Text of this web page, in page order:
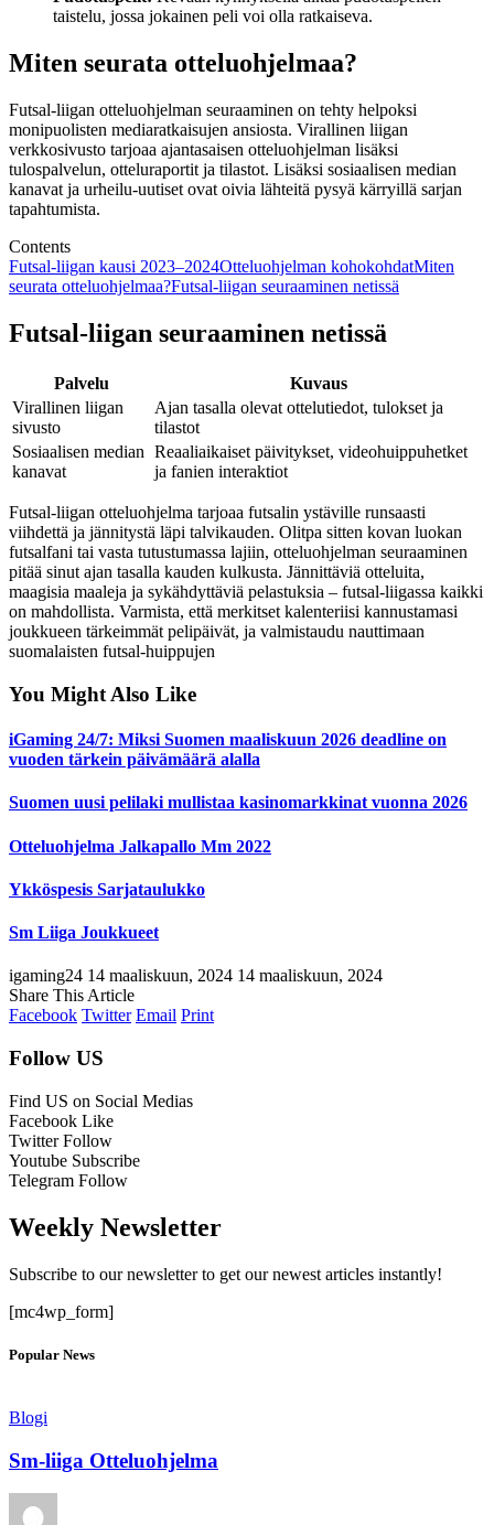
taistelu, jossa jokainen peli voi olla ratkaiseva.
Miten seurata otteluohjelmaa?
Futsal-liigan otteluohjelman seuraaminen on tehty helpoksi
monipuolisten mediaratkaisujen ansiosta. Virallinen liigan
verkkosivusto tarjoaa ajantasaisen otteluohjelman lisäksi
tulospalvelun, otteluraportit ja tilastot. Lisäksi sosiaalisen median
kanavat ja urheilu-uutiset ovat oivia lähteitä pysyä kärryillä sarjan
tapahtumista.
Contents
Futsal-liigan kausi 2023–2024Otteluohjelman kohokohdatMiten
seurata otteluohjelmaa?Futsal-liigan seuraaminen netissä
Futsal-liigan seuraaminen netissä
Palvelu
Kuvaus
Virallinen liigan
sivusto
Ajan tasalla olevat ottelutiedot, tulokset ja
tilastot
Sosiaalisen median
kanavat
Reaaliaikaiset päivitykset, videohuippuhetket
ja fanien interaktiot
Futsal-liigan otteluohjelma tarjoaa futsalin ystäville runsaasti
viihdettä ja jännitystä läpi talvikauden. Olitpa sitten kovan luokan
futsalfani tai vasta tutustumassa lajiin, otteluohjelman seuraaminen
pitää sinut ajan tasalla kauden kulkusta. Jännittäviä otteluita,
maagisia maaleja ja sykähdyttäviä pelastuksia – futsal-liigassa kaikki
on mahdollista. Varmista, että merkitset kalenteriisi kannustamasi
joukkueen tärkeimmät pelipäivät, ja valmistaudu nauttimaan
suomalaisten futsal-huippujen
You Might Also Like
iGaming 24/7: Miksi Suomen maaliskuun 2026 deadline on
vuoden tärkein päivämäärä alalla
Suomen uusi pelilaki mullistaa kasinomarkkinat vuonna 2026
Otteluohjelma Jalkapallo Mm 2022
Ykköspesis Sarjataulukko
Sm Liiga Joukkueet
igaming24 14 maaliskuun, 2024 14 maaliskuun, 2024
Share This Article
Facebook Twitter Email Print
Follow US
Find US on Social Medias
Facebook Like
Twitter Follow
Youtube Subscribe
Telegram Follow
Weekly Newsletter
Subscribe to our newsletter to get our newest articles instantly!
[mc4wp_form]
Popular News
Blogi
Sm-liiga Otteluohjelma